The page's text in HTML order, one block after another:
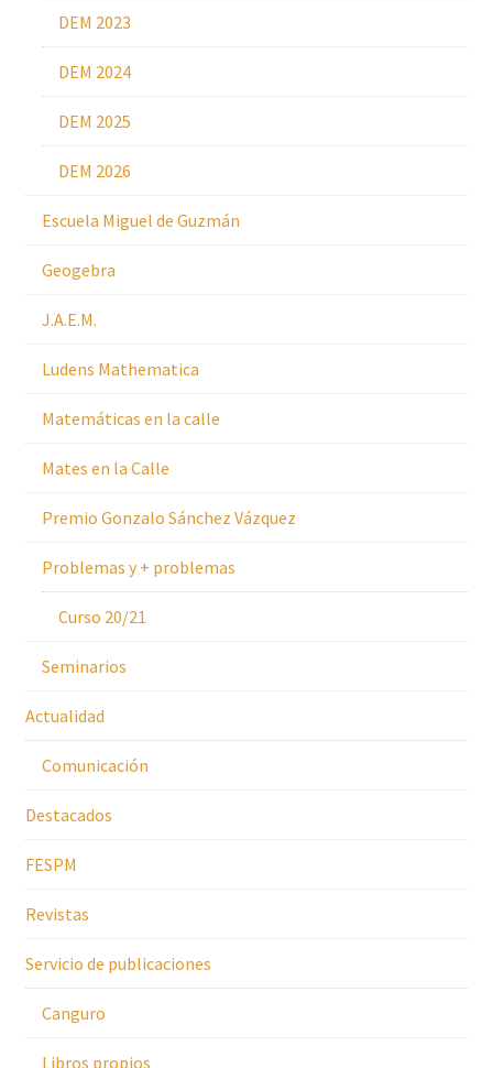
DEM 2023
DEM 2024
DEM 2025
DEM 2026
Escuela Miguel de Guzmán
Geogebra
J.A.E.M.
Ludens Mathematica
Matemáticas en la calle
Mates en la Calle
Premio Gonzalo Sánchez Vázquez
Problemas y + problemas
Curso 20/21
Seminarios
Actualidad
Comunicación
Destacados
FESPM
Revistas
Servicio de publicaciones
Canguro
Libros propios